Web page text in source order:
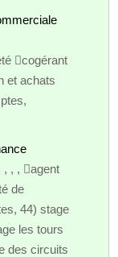
cogérant
et achats
, , , agent
de
44) stage
les tours
des circuits